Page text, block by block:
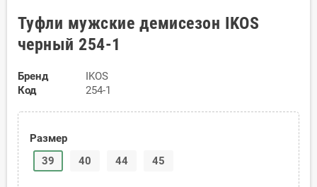
Туфли мужские демисезон IKOS
черный 254-1
Бренд
IKOS
Код
254-1
Размер
39
40 44 45